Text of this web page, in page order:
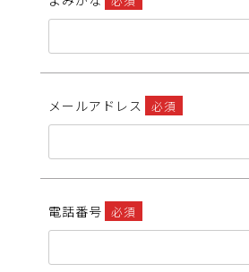
メールアドレス 必須
電話番号 必須